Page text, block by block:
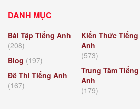
DANH MỤC
Bài Tập Tiếng Anh
(208)
Blog (197)
Đề Thi Tiếng Anh
(167)
Kiến Thức Tiếng
Anh
(573)
Trung Tâm Tiếng
Anh
(179)